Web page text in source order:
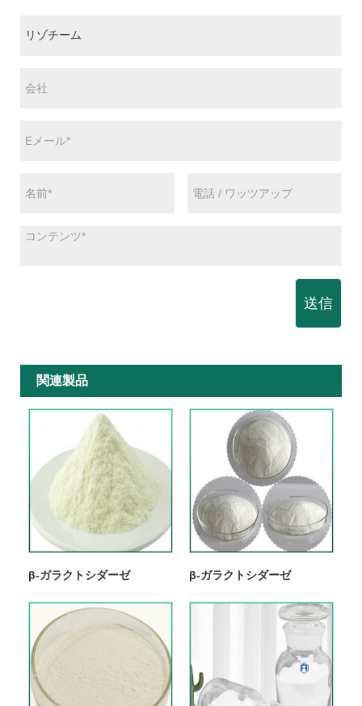
送信
関連製品
β-ガラクトシダーゼ β-ガラクトシダーゼ